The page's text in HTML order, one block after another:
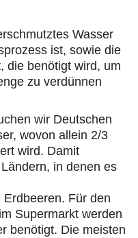
Wasser
ist, sowie die
die benötigt wird, um
zu verdünnen
wir Deutschen
wovon allein 2/3
wird. Damit
in denen es
Für den
Supermarkt werden
benötigt. Die meisten